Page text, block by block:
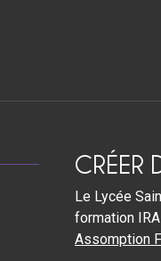
CRÉER
Le Lycée
formation
Assomption